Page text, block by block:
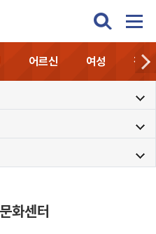
어르신 여성 장애
화센터